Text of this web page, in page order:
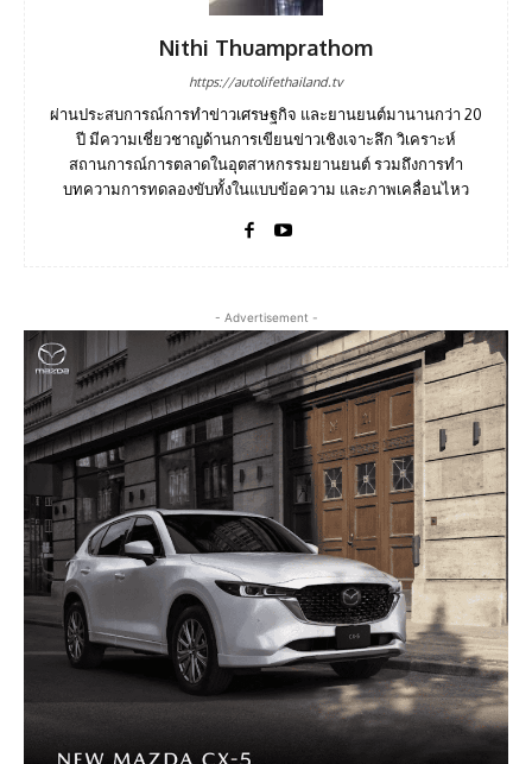
Nithi Thuamprathom
https://autolifethailand.tv
ผ่านประสบการณ์การทำข่าวเศรษฐกิจ และยานยนต์มานานกว่า 20
ปี มีความเชี่ยวชาญด้านการเขียนข่าวเชิงเจาะลึก วิเคราะห์
สถานการณ์การตลาดในอุตสาหกรรมยานยนต์ รวมถึงการทำ
บทความการทดลองขับทั้งในแบบข้อความ และภาพเคลื่อนไหว
- Advertisement -